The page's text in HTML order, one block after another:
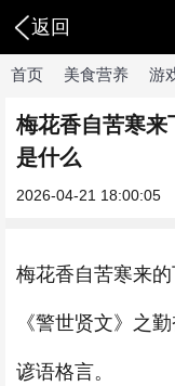
返回
首页 美食营养 游
梅花香自苦寒来
是什么
2026-04-21 18:00:05
梅花香自苦寒来
《警世贤文》之
谚语格言。